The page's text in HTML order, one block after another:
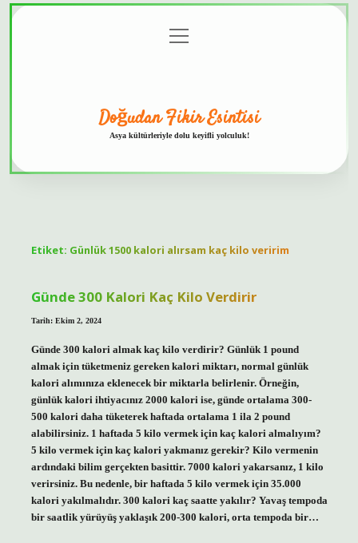
menüyü
aç
Doğudan Fikir Esintisi
Asya kültürleriyle dolu keyifli yolculuk!
Etiket: Günlük 1500 kalori alırsam kaç kilo veririm
Günde 300 Kalori Kaç Kilo Verdirir
Tarih: Ekim 2, 2024
Günde 300 kalori almak kaç kilo verdirir? Günlük 1 pound
almak için tüketmeniz gereken kalori miktarı, normal günlük
kalori alımınıza eklenecek bir miktarla belirlenir. Örneğin,
günlük kalori ihtiyacınız 2000 kalori ise, günde ortalama 300-
500 kalori daha tüketerek haftada ortalama 1 ila 2 pound
alabilirsiniz. 1 haftada 5 kilo vermek için kaç kalori almalıyım?
5 kilo vermek için kaç kalori yakmanız gerekir? Kilo vermenin
ardındaki bilim gerçekten basittir. 7000 kalori yakarsanız, 1 kilo
verirsiniz. Bu nedenle, bir haftada 5 kilo vermek için 35.000
kalori yakılmalıdır. 300 kalori kaç saatte yakılır? Yavaş tempoda
bir saatlik yürüyüş yaklaşık 200-300 kalori, orta tempoda bir…